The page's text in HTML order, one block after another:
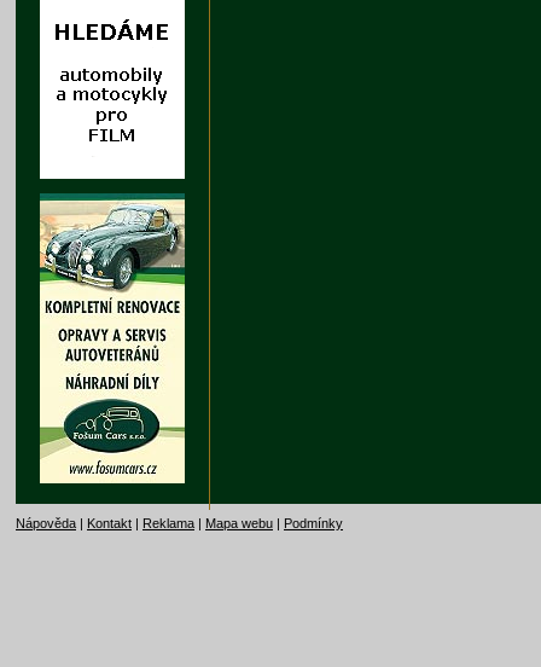
Nápověda | Kontakt | Reklama | Mapa webu | Podmínky